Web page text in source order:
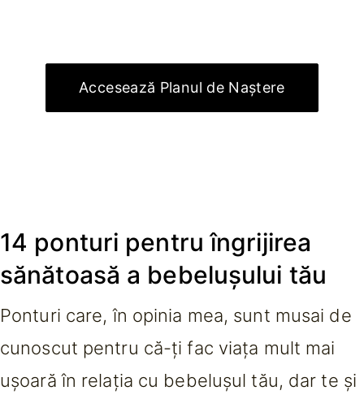
Accesează Planul de Naștere
14 ponturi pentru îngrijirea
sănătoasă a bebelușului tău
Ponturi care, în opinia mea, sunt musai de
cunoscut pentru că-ți fac viața mult mai
ușoară în relația cu bebelușul tău, dar te și